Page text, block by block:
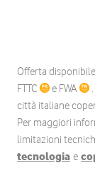
Offerta
FTTC
e FWA
città italiane
Per maggiori
limitazioni
tecnologia e